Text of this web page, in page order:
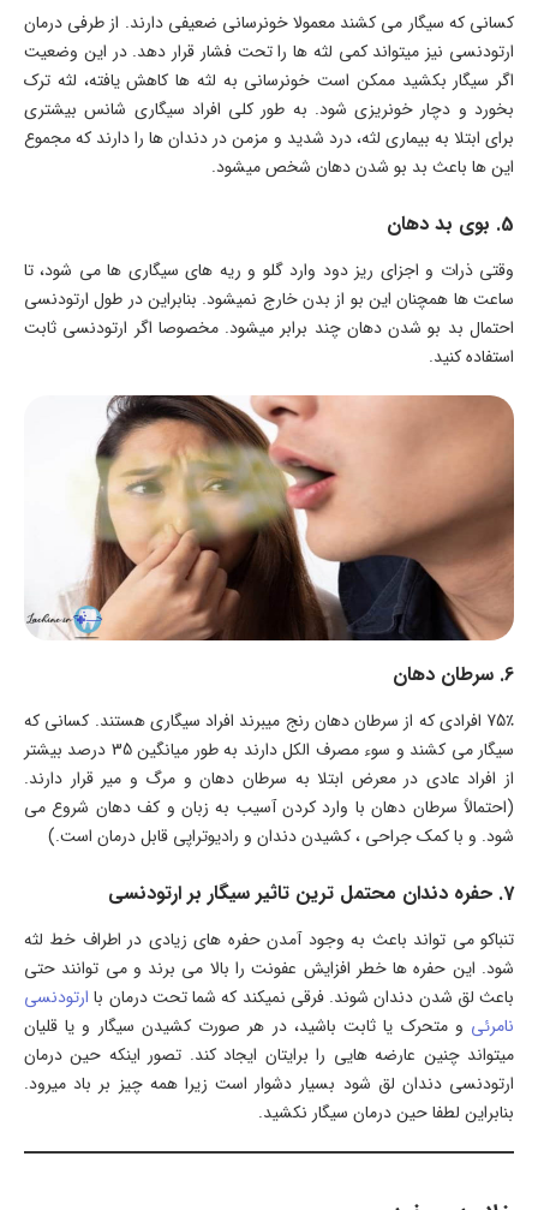
کسانی که سیگار می کشند معمولا خونرسانی ضعیفی دارند. از طرفی درمان
ارتودنسی نیز میتواند کمی لثه ها را تحت فشار قرار دهد. در این وضعیت
اگر سیگار بکشید ممکن است خونرسانی به لثه ها کاهش یافته، لثه ترک
بخورد و دچار خونریزی شود. به طور کلی افراد سیگاری شانس بیشتری
برای ابتلا به بیماری لثه، درد شدید و مزمن در دندان ها را دارند که مجموع
این ها باعث بد بو شدن دهان شخص میشود.
5. بوی بد دهان
وقتی ذرات و اجزای ریز دود وارد گلو و ریه های سیگاری ها می شود، تا
ساعت ها همچنان این بو از بدن خارج نمیشود. بنابراین در طول ارتودنسی
احتمال بد بو شدن دهان چند برابر میشود. مخصوصا اگر ارتودنسی ثابت
استفاده کنید.
6. سرطان دهان
75٪ افرادی که از سرطان دهان رنج میبرند افراد سیگاری هستند. کسانی که
سیگار می کشند و سوء مصرف الکل دارند به طور میانگین 35 درصد بیشتر
از افراد عادی در معرض ابتلا به سرطان دهان و مرگ و میر قرار دارند.
(احتمالاً سرطان دهان با وارد کردن آسیب به زبان و کف دهان شروع می
شود. و با کمک جراحی ، کشیدن دندان و رادیوتراپی قابل درمان است.)
7. حفره دندان محتمل ترین تاثیر سیگار بر ارتودنسی
تنباکو می تواند باعث به وجود آمدن حفره های زیادی در اطراف خط لثه
شود. این حفره ها خطر افزایش عفونت را بالا می برند و می توانند حتی
باعث لق شدن دندان شوند. فرقی نمیکند که شما تحت درمان با ارتودنسی
نامرئی و متحرک یا ثابت باشید، در هر صورت کشیدن سیگار و یا قلیان
میتواند چنین عارضه هایی را برایتان ایجاد کند. تصور اینکه حین درمان
ارتودنسی دندان لق شود بسیار دشوار است زیرا همه چیز بر باد میرود.
بنابراین لطفا حین درمان سیگار نکشید.